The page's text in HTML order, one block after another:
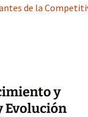
de la
y
Evolución